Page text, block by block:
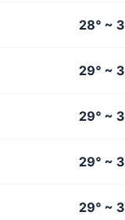
28° ~
29° ~
29° ~
29° ~
29° ~